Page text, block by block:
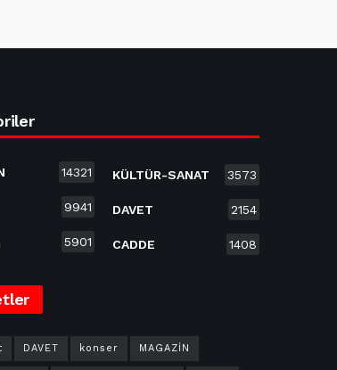
14321
9941
5901
KÜLTÜR-SANAT 3573
DAVET 2154
CADDE 1408
DAVET konser MAGAZİN